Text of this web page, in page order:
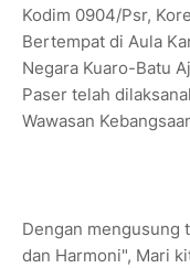
Kodim 0904/Psr,
Bertempat di Aula
Negara Kuaro-Batu
Paser telah
Wawasan
Dengan mengusung
dan Harmoni", Mari